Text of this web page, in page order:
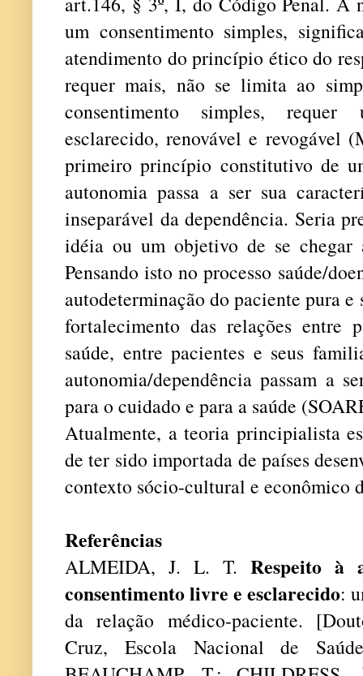
um consentimento simples,
atendimento do princípio ético do
requer mais, não se limita ao
consentimento simples,
esclarecido, renovável e revogável
primeiro princípio constitutivo de
autonomia passa a ser sua
inseparável da dependência. Seria
idéia ou um objetivo de se chegar
Pensando isto no processo saúde/
autodeterminação do paciente pura
fortalecimento das relações entre
saúde, entre pacientes e seus
autonomia/dependência passam a
para o cuidado e para a saúde
Atualmente, a teoria principialista
de ter sido importada de países
contexto sócio-cultural e econômico
Referências
ALMEIDA, J. L. T. Respeito à
consentimento livre e esclarecido:
da relação médico-paciente.
Cruz, Escola Nacional de